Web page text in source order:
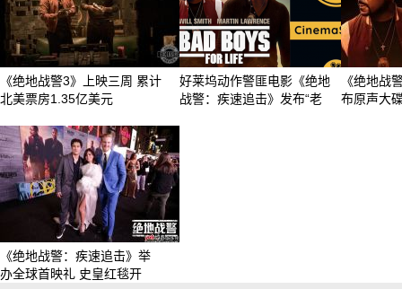
《绝地战警3》上映三周 累计
北美票房1.35亿美元
好莱坞动作警匪电影《绝地
战警：疾速追击》发布“老
《绝地战
布原声大
《绝地战警：疾速追击》举
办全球首映礼 史皇红毯开